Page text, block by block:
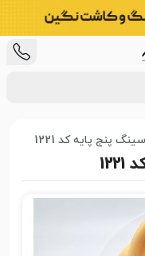
پنج پایه کد 1221